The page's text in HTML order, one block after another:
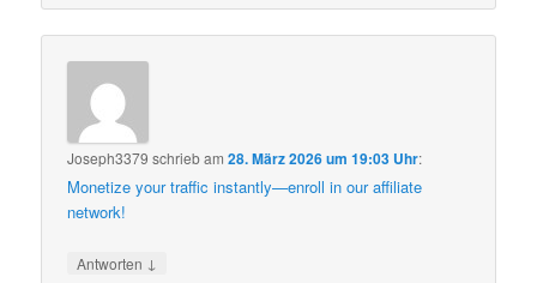
Joseph3379 schriebam28. März 2026 um 19:03 Uhr:
Monetize your traffic instantly—enroll in our affiliate
network!
Antworten ↓